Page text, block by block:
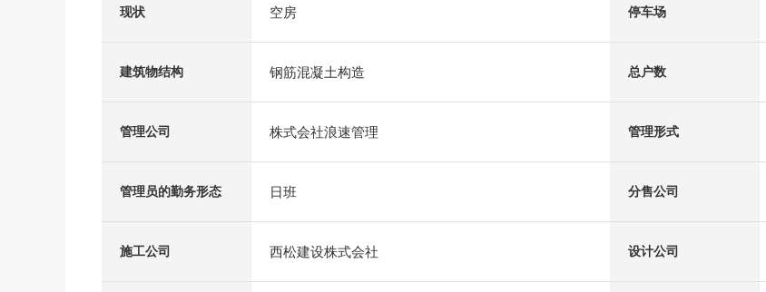
现状 空房 停车场
建筑物结构 钢筋混凝土构造 总户数
管理公司 株式会社浪速管理 管理形式
管理员的勤务形态 日班 分售公司
施工公司 西松建设株式会社 设计公司